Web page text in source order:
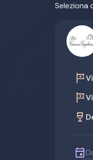
Seleziona
tour
tour
wine_bar
event